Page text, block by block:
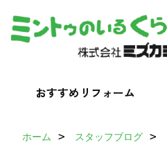
おすすめリフォーム
ホーム スタッフブログ